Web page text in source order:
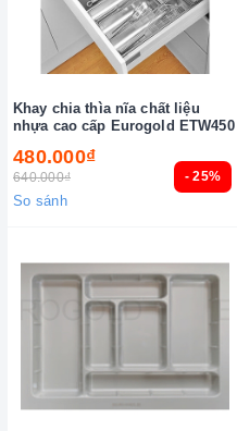
- 25%
Khay chia thìa nĩa chất liệu
nhựa cao cấp Eurogold ETW450
480.000₫
640.000₫
So sánh